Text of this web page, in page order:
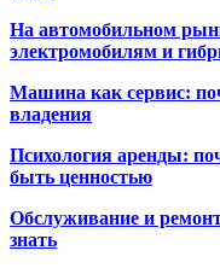
На автомобильном
электромобилям и
Машина как сервис:
владения
Психология аренды:
быть ценностью
Обслуживание и
знать